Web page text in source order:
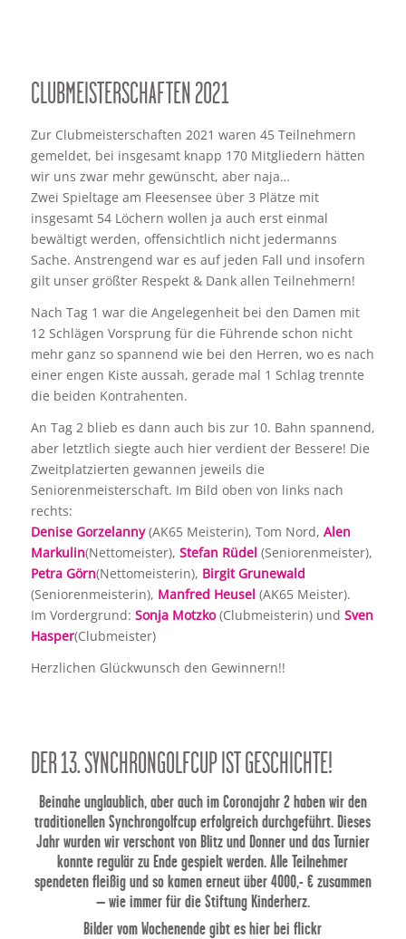
CLUBMEISTERSCHAFTEN 2021
Zur Clubmeisterschaften 2021 waren 45 Teilnehmern
gemeldet, bei insgesamt knapp 170 Mitgliedern hätten
wir uns zwar mehr gewünscht, aber naja…
Zwei Spieltage am Fleesensee über 3 Plätze mit
insgesamt 54 Löchern wollen ja auch erst einmal
bewältigt werden, offensichtlich nicht jedermanns
Sache. Anstrengend war es auf jeden Fall und insofern
gilt unser größter Respekt & Dank allen Teilnehmern!
Nach Tag 1 war die Angelegenheit bei den Damen mit
12 Schlägen Vorsprung für die Führende schon nicht
mehr ganz so spannend wie bei den Herren, wo es nach
einer engen Kiste aussah, gerade mal 1 Schlag trennte
die beiden Kontrahenten.
An Tag 2 blieb es dann auch bis zur 10. Bahn spannend,
aber letztlich siegte auch hier verdient der Bessere! Die
Zweitplatzierten gewannen jeweils die
Seniorenmeisterschaft. Im Bild oben von links nach
rechts:
Denise Gorzelanny(AK65 Meisterin), Tom Nord, Alen
Markulin(Nettomeister), Stefan Rüdel (Seniorenmeister),
Petra Görn(Nettomeisterin), Birgit Grunewald
(Seniorenmeisterin), Manfred Heusel (AK65 Meister).
Im Vordergrund: Sonja Motzko(Clubmeisterin) und Sven
Hasper(Clubmeister)
Herzlichen Glückwunsch den Gewinnern!!
DER 13. SYNCHRONGOLFCUP IST GESCHICHTE!
Beinahe unglaublich, aber auch im Coronajahr 2 haben wir den
traditionellen Synchrongolfcup erfolgreich durchgeführt. Dieses
Jahr wurden wir verschont von Blitz und Donner und das Turnier
konnte regulär zu Ende gespielt werden. Alle Teilnehmer
spendeten fleißig und so kamen erneut über 4000,- € zusammen
– wie immer für die Stiftung Kinderherz.
Bilder vom Wochenende gibt es hier beiflickr